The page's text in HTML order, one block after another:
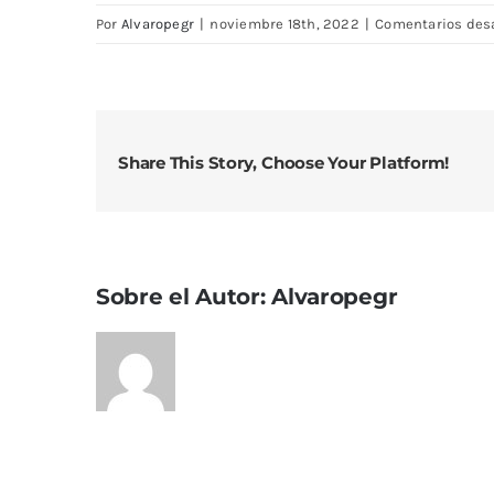
Por Alvaropegr | noviembre 18th, 2022 | Comentarios
Share This Story, Choose Your Platform!
Sobre el Autor:Alvaropegr